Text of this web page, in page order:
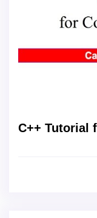
C++ Tutorial